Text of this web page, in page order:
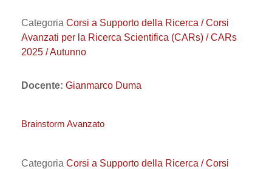
Categoria Corsi a Supporto della Ricerca / Corsi
Avanzati per la Ricerca Scientifica (CARs) / CARs
2025 / Autunno
Docente: Gianmarco Duma
Brainstorm Avanzato
Categoria Corsi a Supporto della Ricerca / Corsi